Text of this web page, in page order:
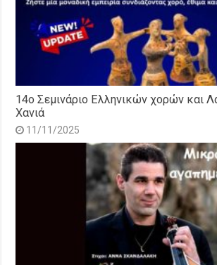
14o Σεμινάριο Ελληνικών χορών και
Χανιά
11/11/2025